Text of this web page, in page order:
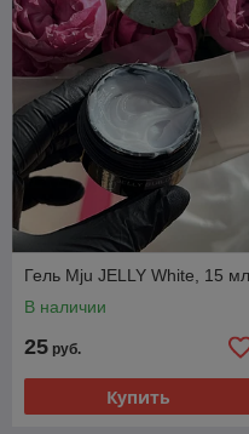
Гель Mju JELLY White, 15 мл
В наличии
25 руб.
Купить